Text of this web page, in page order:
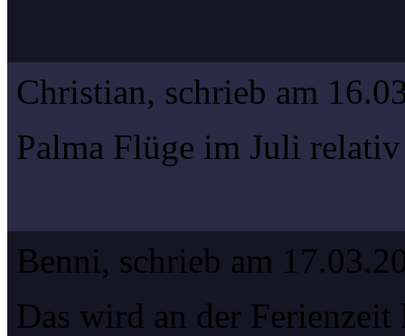
Christian, schrieb am
Palma Flüge im Juli
Benni, schrieb am
Das wird an der Ferienzeit